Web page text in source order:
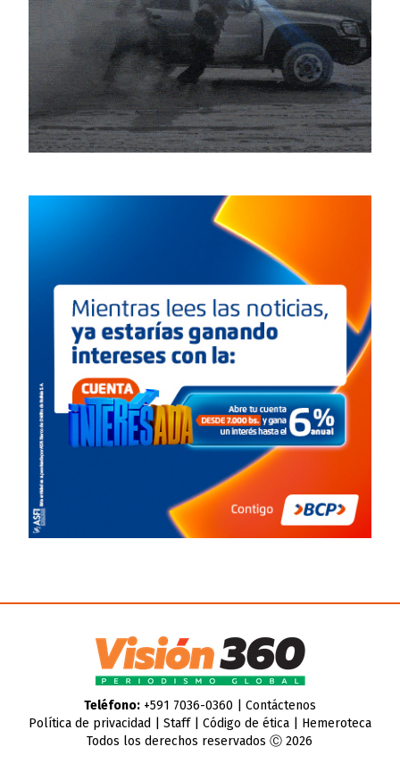
Teléfono:+591 7036-0360 | Contáctenos
Política de privacidad
Staff| Código de ética| Hemeroteca
Todos los derechos reservados Ⓒ 2026